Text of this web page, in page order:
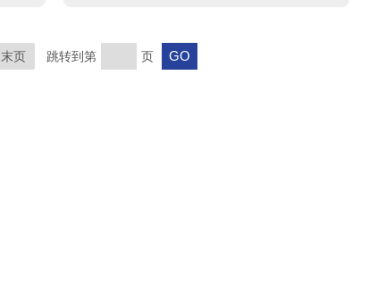
末页 跳转到第 页